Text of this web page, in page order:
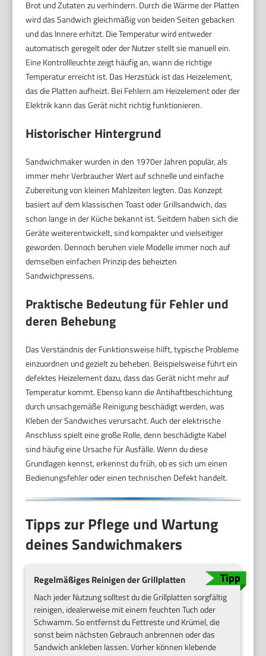
Brot und Zutaten zu verhindern. Durch die Wärme der Platten
wird das Sandwich gleichmäßig von beiden Seiten gebacken
und das Innere erhitzt. Die Temperatur wird entweder
automatisch geregelt oder der Nutzer stellt sie manuell ein.
Eine Kontrollleuchte zeigt häufig an, wann die richtige
Temperatur erreicht ist. Das Herzstück ist das Heizelement,
das die Platten aufheizt. Bei Fehlern am Heizelement oder der
Elektrik kann das Gerät nicht richtig funktionieren.
Historischer Hintergrund
Sandwichmaker wurden in den 1970er Jahren populär, als
immer mehr Verbraucher Wert auf schnelle und einfache
Zubereitung von kleinen Mahlzeiten legten. Das Konzept
basiert auf dem klassischen Toast oder Grillsandwich, das
schon lange in der Küche bekannt ist. Seitdem haben sich die
Geräte weiterentwickelt, sind kompakter und vielseitiger
geworden. Dennoch beruhen viele Modelle immer noch auf
demselben einfachen Prinzip des beheizten
Sandwichpressens.
Praktische Bedeutung für Fehler und
deren Behebung
Das Verständnis der Funktionsweise hilft, typische Probleme
einzuordnen und gezielt zu beheben. Beispielsweise führt ein
defektes Heizelement dazu, dass das Gerät nicht mehr auf
Temperatur kommt. Ebenso kann die Antihaftbeschichtung
durch unsachgemäße Reinigung beschädigt werden, was
Kleben der Sandwiches verursacht. Auch der elektrische
Anschluss spielt eine große Rolle, denn beschädigte Kabel
sind häufig eine Ursache für Ausfälle. Wenn du diese
Grundlagen kennst, erkennst du früh, ob es sich um einen
Bedienungsfehler oder einen technischen Defekt handelt.
Tipps zur Pflege und Wartung
deines Sandwichmakers
Regelmäßiges Reinigen der Grillplatten
Nach jeder Nutzung solltest du die Grillplatten sorgfältig
reinigen, idealerweise mit einem feuchten Tuch oder
Schwamm. So entfernst du Fettreste und Krümel, die
sonst beim nächsten Gebrauch anbrennen oder das
Sandwich ankleben lassen. Vorher können klebende